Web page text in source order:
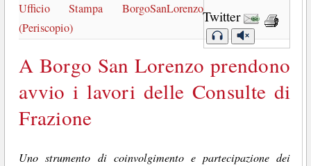
Twitter
Ufficio Stampa BorgoSanLorenzo
(Periscopio)
A Borgo San Lorenzo prendono
avvio i lavori delle Consulte di
Frazione
Uno strumento di coinvolgimento e partecipazione dei